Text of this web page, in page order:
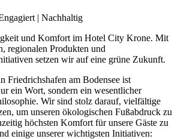
| Nachhaltig
und Komfort im Hotel City Krone. Mit
regionalen Produkten und
setzen wir auf eine grüne Zukunft.
Friedrichshafen am Bodensee ist
ein Wort, sondern ein wesentlicher
Wir sind stolz darauf, vielfältige
um unseren ökologischen Fußabdruck zu
höchsten Komfort für unsere Gäste zu
einige unserer wichtigsten Initiativen: